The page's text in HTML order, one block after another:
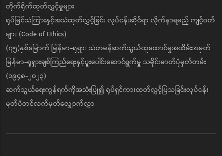
တိုက်ရိုက်ထုတ်လွှင့်မှုများ
ရုပ်မြင်သံကြားနှင့်အသံထုတ်လွှင့်ခြင်း လုပ်ငန်းဆိုင်ရာ လိုက်နာရမည့် ကျင့်ဝတ်
များ (Code of Ethics)
(၇၅)နှစ်မြောက် မြန်မာ-ရုရှား သံတမန်ဆက်သွယ်ထူထောင်မှုအထိမ်းအမှတ်
မြန်မာ-ရုရှားချစ်ကြည်ရေးနှင့်ပူးပေါင်းဆောင်ရွက်မှု သမိုင်းဓာတ်ပုံမှတ်တမ်း
(၁၉၄၈-၂၀၂၃)
ဆက်သွယ်ရေးကွန်ရက်ကိုအသုံးပြု၍ ရုပ်ရှင်ကားထုတ်လွှင့်ပြသခြင်းလုပ်ငန်း
မှတ်ပုံတင်လက်မှတ်လျှောက်လွှာ